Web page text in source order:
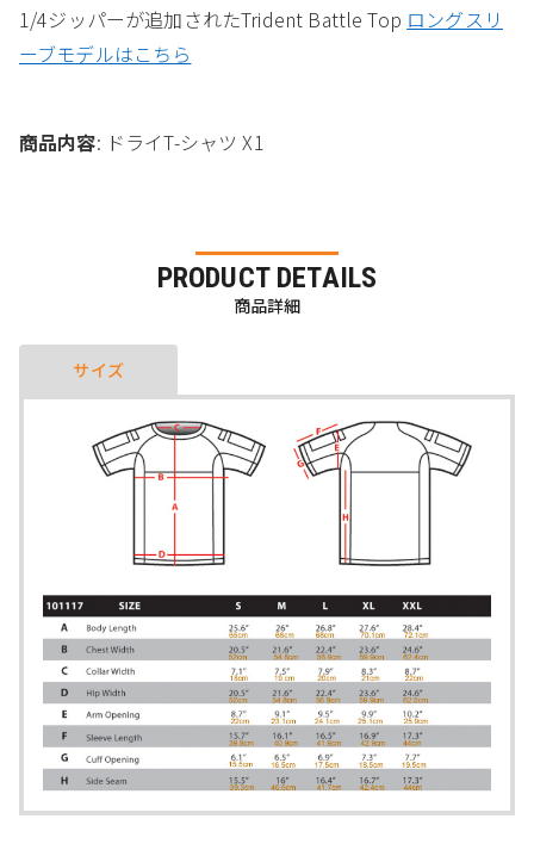
1/4ジッパーが追加されたTrident Battle Top ロングスリ
ーブモデルはこちら
商品内容: ドライT-シャツ X1
PRODUCT DETAILS
商品詳細
サイズ